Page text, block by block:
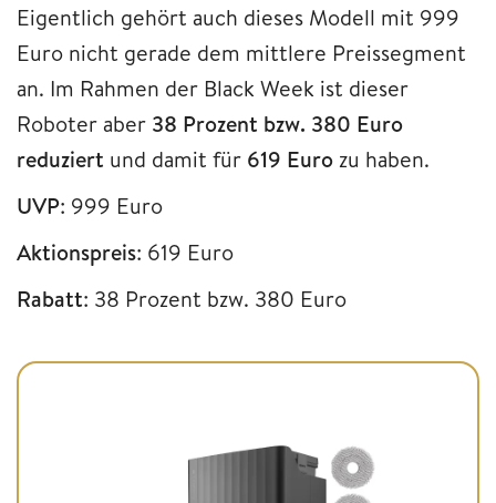
Eigentlich gehört auch dieses Modell mit 999
Euro nicht gerade dem mittlere Preissegment
an. Im Rahmen der Black Week ist dieser
Roboter aber 38 Prozent bzw. 380 Euro
reduziert und damit für 619 Eurozu haben.
UVP: 999 Euro
Aktionspreis: 619 Euro
Rabatt: 38 Prozent bzw. 380 Euro